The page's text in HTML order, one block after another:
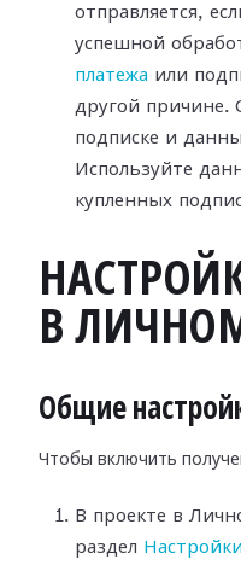
отправляется,
успешной
платежа или
другой
подписке и
Используйте
купленных
В
Общие
Чтобы включить
В проекте в
раздел Настройки